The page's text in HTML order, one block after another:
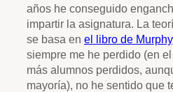
años he conseguido
impartir la asignatura. La
se basa en el libro de Murphy
siempre me he perdido (en
más alumnos perdidos,
mayoría), no he sentido que